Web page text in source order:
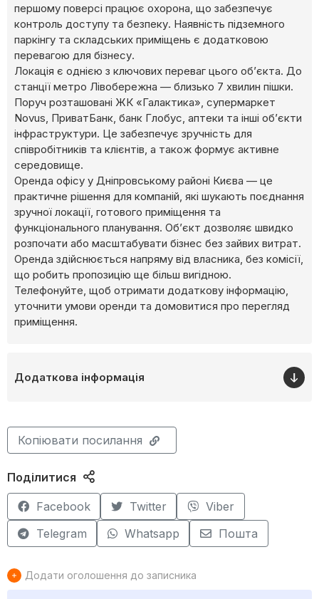
першому поверсі працює охорона, що забезпечує
контроль доступу та безпеку. Наявність підземного
паркінгу та складських приміщень є додатковою
перевагою для бізнесу.
Локація є однією з ключових переваг цього об’єкта. До
станції метро Лівобережна — близько 7 хвилин пішки.
Поруч розташовані ЖК «Галактика», супермаркет
Novus, ПриватБанк, банк Глобус, аптеки та інші об’єкти
інфраструктури. Це забезпечує зручність для
співробітників та клієнтів, а також формує активне
середовище.
Оренда офісу у Дніпровському районі Києва — це
практичне рішення для компаній, які шукають поєднання
зручної локації, готового приміщення та
функціонального планування. Об’єкт дозволяє швидко
розпочати або масштабувати бізнес без зайвих витрат.
Оренда здійснюється напряму від власника, без комісії,
що робить пропозицію ще більш вигідною.
Телефонуйте, щоб отримати додаткову інформацію,
уточнити умови оренди та домовитися про перегляд
приміщення.
Додаткова інформація
Копіювати посилання
Поділитися
Facebook Twitter
Viber
Telegram
Whatsapp Пошта
Додати оголошення до записника